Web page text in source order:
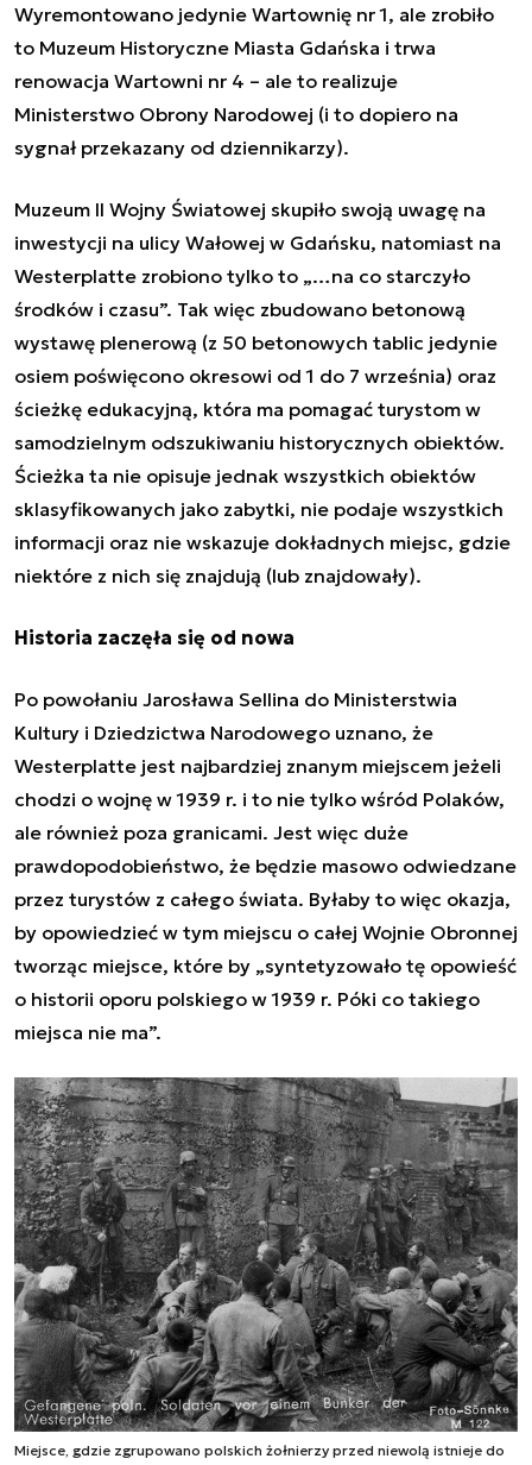
Wyremontowano jedynie Wartownię nr 1, ale zrobiło
to Muzeum Historyczne Miasta Gdańska i trwa
renowacja Wartowni nr 4 – ale to realizuje
Ministerstwo Obrony Narodowej (i to dopiero na
sygnał przekazany od dziennikarzy).
Muzeum II Wojny Światowej skupiło swoją uwagę na
inwestycji na ulicy Wałowej w Gdańsku, natomiast na
Westerplatte zrobiono tylko to „…na co starczyło
środków i czasu”. Tak więc zbudowano betonową
wystawę plenerową (z 50 betonowych tablic jedynie
osiem poświęcono okresowi od 1 do 7 września) oraz
ścieżkę edukacyjną, która ma pomagać turystom w
samodzielnym odszukiwaniu historycznych obiektów.
Ścieżka ta nie opisuje jednak wszystkich obiektów
sklasyfikowanych jako zabytki, nie podaje wszystkich
informacji oraz nie wskazuje dokładnych miejsc, gdzie
niektóre z nich się znajdują (lub znajdowały).
Historia zaczęła się od nowa
Po powołaniu Jarosława Sellina do Ministerstwia
Kultury i Dziedzictwa Narodowego uznano, że
Westerplatte jest najbardziej znanym miejscem jeżeli
chodzi o wojnę w 1939 r. i to nie tylko wśród Polaków,
ale również poza granicami. Jest więc duże
prawdopodobieństwo, że będzie masowo odwiedzane
przez turystów z całego świata. Byłaby to więc okazja,
by opowiedzieć w tym miejscu o całej Wojnie Obronnej
tworząc miejsce, które by „syntetyzowało tę opowieść
o historii oporu polskiego w 1939 r. Póki co takiego
miejsca nie ma”.
Miejsce, gdzie zgrupowano polskich żołnierzy przed niewolą istnieje do